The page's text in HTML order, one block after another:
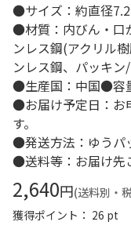
●サイズ：約直径
●材質：内びん・口
ンレス鋼(アクリル
ンレス鋼、パッキ
●生産国：中国●容
●お届け予定日：お
す。
●発送方法：ゆうパ
●送料等：お届け先
2,640円(送料別・
獲得ポイント： 26 pt